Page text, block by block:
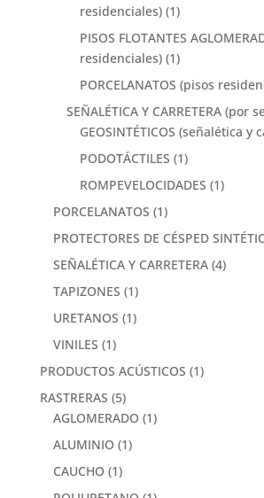
residenciales) (1)
PISOS FLOTANTES
residenciales) (1)
PORCELANATOS (pisos
SEÑALÉTICA Y CARRETERA (por
GEOSINTÉTICOS (señalética y
PODOTÁCTILES (1)
ROMPEVELOCIDADES (1)
PORCELANATOS (1)
PROTECTORES DE CÉSPED
SEÑALÉTICA Y CARRETERA (4)
TAPIZONES (1)
URETANOS (1)
VINILES (1)
PRODUCTOS ACÚSTICOS (1)
RASTRERAS (5)
AGLOMERADO (1)
ALUMINIO (1)
CAUCHO (1)